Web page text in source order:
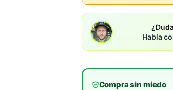
Habla
Compra sin miedo